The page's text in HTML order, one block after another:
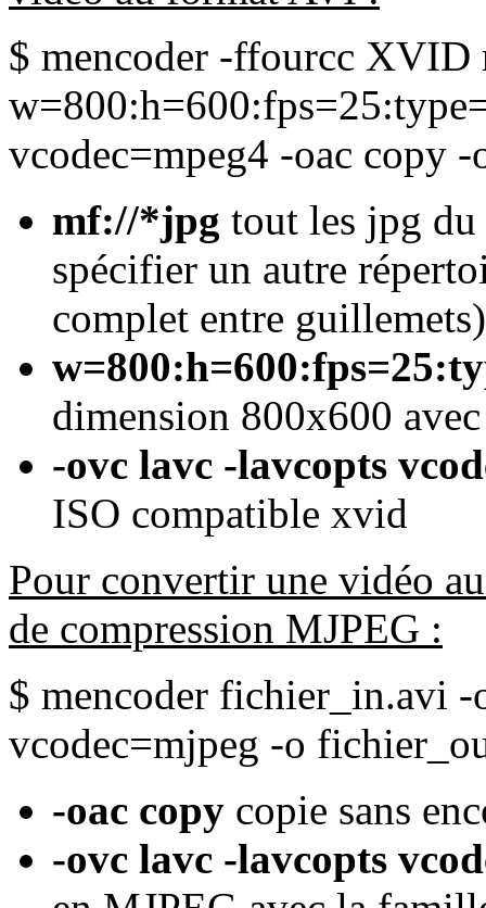
$ mencoder -ffourcc
vcodec=mpeg4 -oac copy
mf://*jpg tout les jpg
spécifier un autre
complet entre guillemets)
dimension 800x600
-ovc lavc -lavcopts
ISO compatible xvid
Pour convertir une vidéo
de compression MJPEG :
$ mencoder fichier_in.avi
vcodec=mjpeg -o
-oac copy copie sans
-ovc lavc -lavcopts